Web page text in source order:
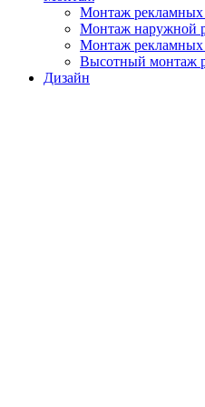
Монтаж рекламных
Монтаж наружной
Монтаж рекламных
Высотный монтаж
Дизайн